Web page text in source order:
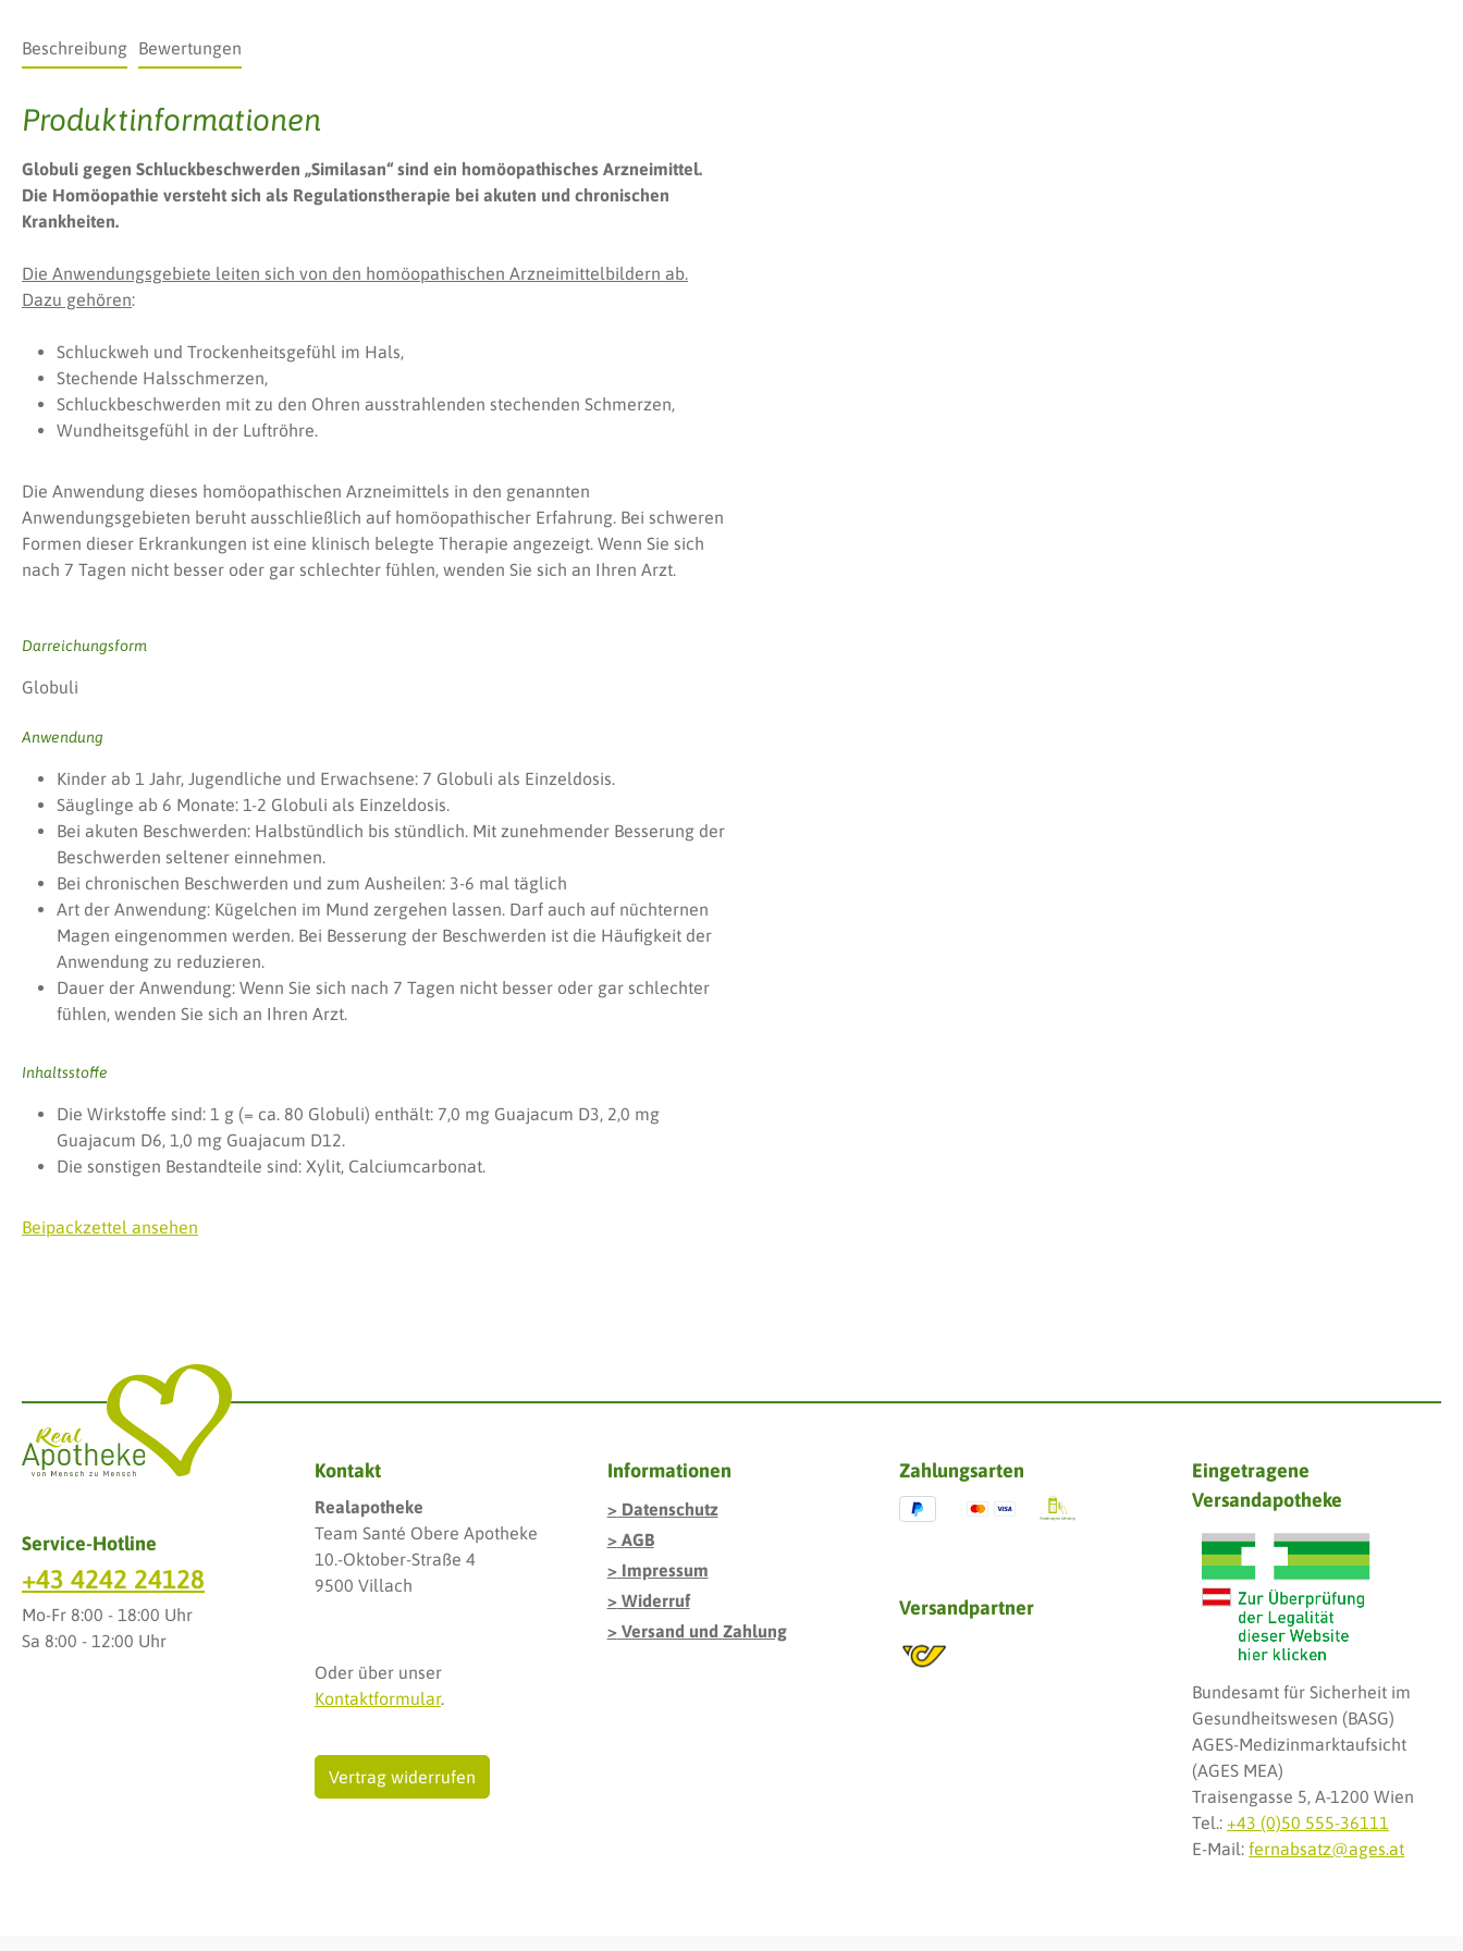
Beschreibung Bewertungen
Produktinformationen
Globuli gegen Schluckbeschwerden „Similasan“ sind ein homöopathisches Arzneimittel.
Die Homöopathie versteht sich als Regulationstherapie bei akuten und chronischen
Krankheiten.
Die Anwendungsgebiete leiten sich von den homöopathischen Arzneimittelbildern ab.
Dazu gehören:
Schluckweh und Trockenheitsgefühl im Hals,
Stechende Halsschmerzen,
Schluckbeschwerden mit zu den Ohren ausstrahlenden stechenden Schmerzen,
Wundheitsgefühl in der Luftröhre.
Die Anwendung dieses homöopathischen Arzneimittels in den genannten
Anwendungsgebieten beruht ausschließlich auf homöopathischer Erfahrung. Bei schweren
Formen dieser Erkrankungen ist eine klinisch belegte Therapie angezeigt. Wenn Sie sich
nach 7 Tagen nicht besser oder gar schlechter fühlen, wenden Sie sich an Ihren Arzt.
Darreichungsform
Globuli
Anwendung
Kinder ab 1 Jahr, Jugendliche und Erwachsene: 7 Globuli als Einzeldosis.
Säuglinge ab 6 Monate: 1-2 Globuli als Einzeldosis.
Bei akuten Beschwerden: Halbstündlich bis stündlich. Mit zunehmender Besserung der
Beschwerden seltener einnehmen.
Bei chronischen Beschwerden und zum Ausheilen: 3-6 mal täglich
Art der Anwendung: Kügelchen im Mund zergehen lassen. Darf auch auf nüchternen
Magen eingenommen werden. Bei Besserung der Beschwerden ist die Häufigkeit der
Anwendung zu reduzieren.
Dauer der Anwendung: Wenn Sie sich nach 7 Tagen nicht besser oder gar schlechter
fühlen, wenden Sie sich an Ihren Arzt.
Inhaltsstoffe
Die Wirkstoffe sind: 1 g (= ca. 80 Globuli) enthält: 7,0 mg Guajacum D3, 2,0 mg
Guajacum D6, 1,0 mg Guajacum D12.
Die sonstigen Bestandteile sind: Xylit, Calciumcarbonat.
Beipackzettel ansehen
Service-Hotline
+43 4242 24128
Mo-Fr 8:00 - 18:00 Uhr
Sa 8:00 - 12:00 Uhr
Kontakt
Realapotheke
Team Santé Obere Apotheke
10.-Oktober-Straße 4
9500 Villach
Oder über unser
Kontaktformular.
Vertrag widerrufen
Informationen
Datenschutz
AGB
Impressum
Widerruf
Versand und Zahlung
Zahlungsarten
Versandpartner
Eingetragene
Versandapotheke
Bundesamt für Sicherheit im
Gesundheitswesen (BASG)
AGES-Medizinmarktaufsicht
(AGES MEA)
Traisengasse 5, A-1200 Wien
Tel.:+43 (0)50 555-36111
E-Mail:fernabsatz@ages.at